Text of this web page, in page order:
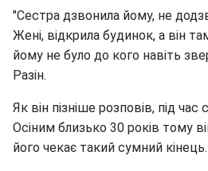
"Сестра дзвонила йому, не
Жені, відкрила будинок, а він
йому не було до кого навіть
Разін.
Як він пізніше розповів, під час
Осіним близько 30 років тому
його чекає такий сумний кінець.